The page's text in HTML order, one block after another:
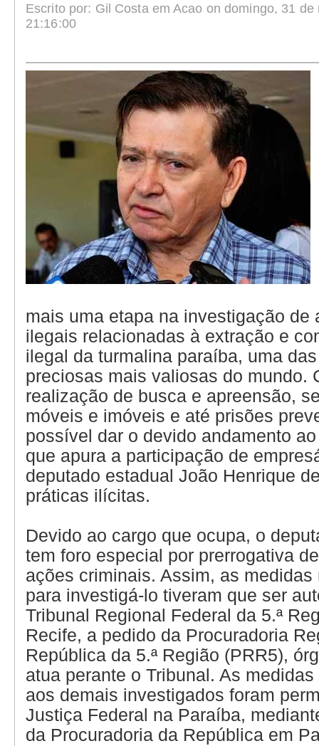
Escrito por: Gil Costa em Acao on domingo, 31 de
21:16:00
mais uma etapa na investigação de
ilegais relacionadas à extração e
ilegal da turmalina paraíba, uma
preciosas mais valiosas do mundo.
realização de busca e apreensão,
móveis e imóveis e até prisões
possível dar o devido andamento
que apura a participação de
deputado estadual João Henrique
práticas ilícitas.
Devido ao cargo que ocupa, o
tem foro especial por prerrogativa
ações criminais. Assim, as medidas
para investigá-lo tiveram que ser
Tribunal Regional Federal da 5.ª
Recife, a pedido da Procuradoria
República da 5.ª Região (PRR5),
atua perante o Tribunal. As
aos demais investigados foram
Justiça Federal na Paraíba,
da Procuradoria da República em